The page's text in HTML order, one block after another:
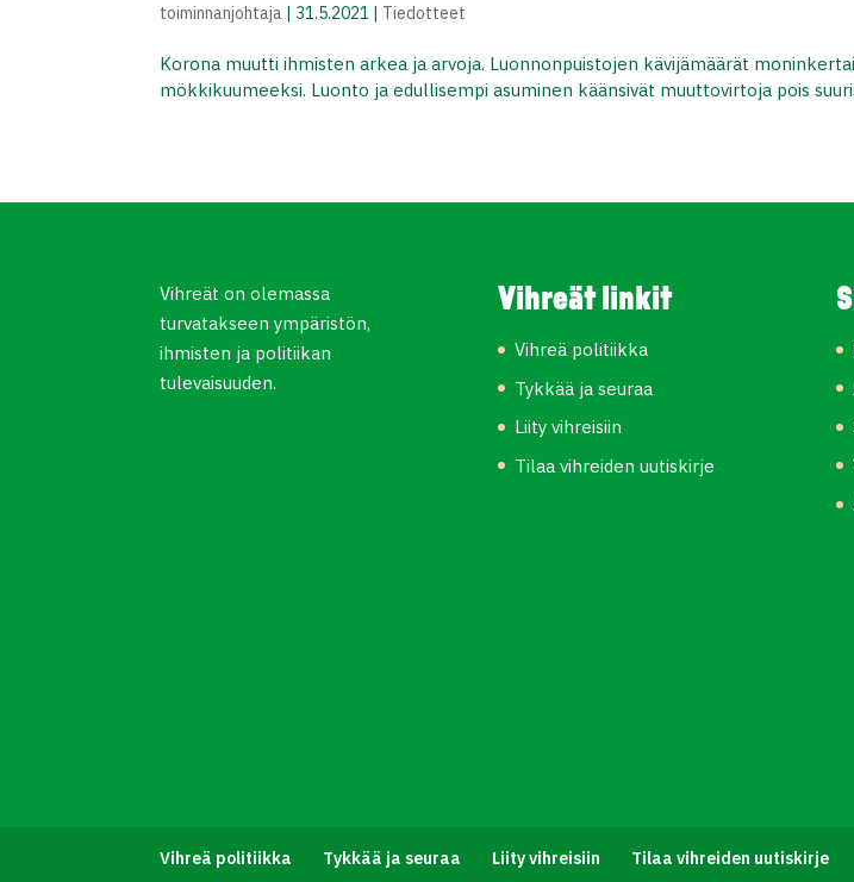
toiminnanjohtaja | 31.5.2021 | Tiedotteet
Korona muutti ihmisten arkea ja arvoja. Luonnonpuistojen kävijämäärät
mökkikuumeeksi. Luonto ja edullisempi asuminen käänsivät muuttovirtoja pois
Vihreät on olemassa
turvatakseen ympäristön,
ihmisten ja politiikan
tulevaisuuden.
Vihreät linkit
Vihreä politiikka
Tykkää ja seuraa
Liity vihreisiin
Tilaa vihreiden uutiskirje
Vihreä politiikka Tykkää ja seuraa Liity vihreisiin Tilaa vihreiden uutiskirje